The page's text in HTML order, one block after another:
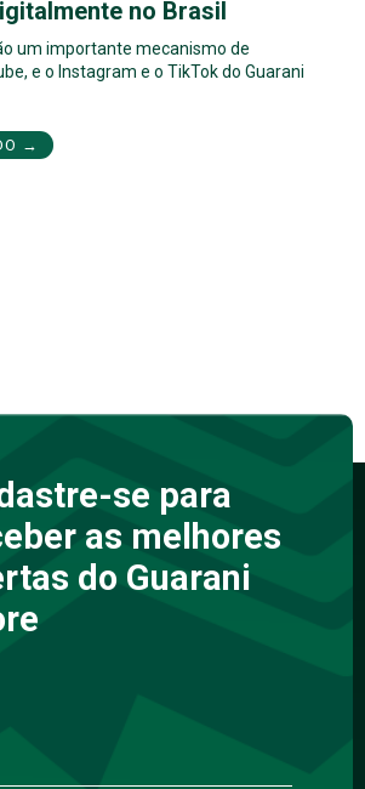
no Brasil
um importante mecanismo de
e o Instagram e o TikTok do Guarani
→
se para
as melhores
do Guarani